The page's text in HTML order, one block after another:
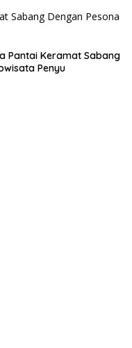
Negeri dari
Desa
Pantai Keramat Sabang
Penyu